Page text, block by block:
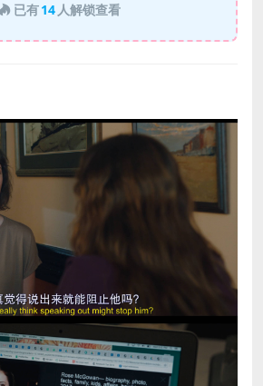
已有14 人解锁查看